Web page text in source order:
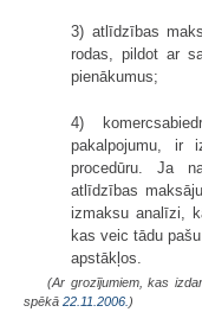
3) atlīdzības
rodas, pildot ar
pienākumus;
4)
pakalpojumu, ir
procedūru. Ja
atlīdzības
izmaksu analīzi,
kas veic tādu
apstākļos.
(Ar grozījumiem, kas
spēkā 22.11.2006.)